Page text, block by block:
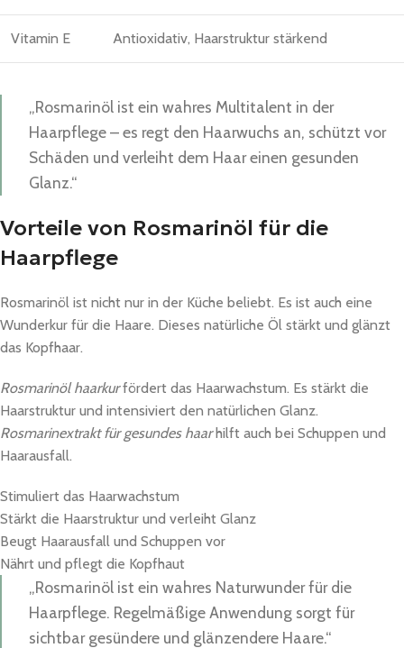
Vitamin E Antioxidativ, Haarstruktur stärkend
„Rosmarinöl ist ein wahres Multitalent in der
Haarpflege – es regt den Haarwuchs an, schützt vor
Schäden und verleiht dem Haar einen gesunden
Glanz.“
Vorteile von Rosmarinöl für die
Haarpflege
Rosmarinöl ist nicht nur in der Küche beliebt. Es ist auch eine
Wunderkur für die Haare. Dieses natürliche Öl stärkt und glänzt
das Kopfhaar.
Rosmarinöl haarkurfördert das Haarwachstum. Es stärkt die
Haarstruktur und intensiviert den natürlichen Glanz.
Rosmarinextrakt für gesundes haarhilft auch bei Schuppen und
Haarausfall.
Stimuliert das Haarwachstum
Stärkt die Haarstruktur und verleiht Glanz
Beugt Haarausfall und Schuppen vor
Nährt und pflegt die Kopfhaut
„Rosmarinöl ist ein wahres Naturwunder für die
Haarpflege. Regelmäßige Anwendung sorgt für
sichtbar gesündere und glänzendere Haare.“